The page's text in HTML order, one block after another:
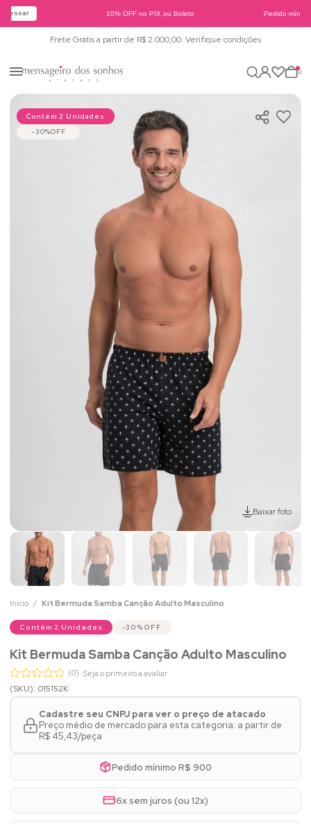
10% OFF no PIX ou Boleto Pedido
Frete Grátis a partir de R$ 2.000,00: Verifique condições
0
Contém 2 Unidades
30%OFF
Baixar foto
Início Kit Bermuda Samba Canção Adulto Masculino
Contém 2 Unidades 30% OFF
Kit Bermuda Samba Canção Adulto Masculino
(0) Seja o primeiro a avaliar
(SKU): 015152K
Cadastre seu CNPJ para ver o preço de atacado
Preço médio de mercado para esta categoria: a partir de
R$ 45,43/peça
Pedido mínimo R$ 900
6x sem juros (ou 12x)